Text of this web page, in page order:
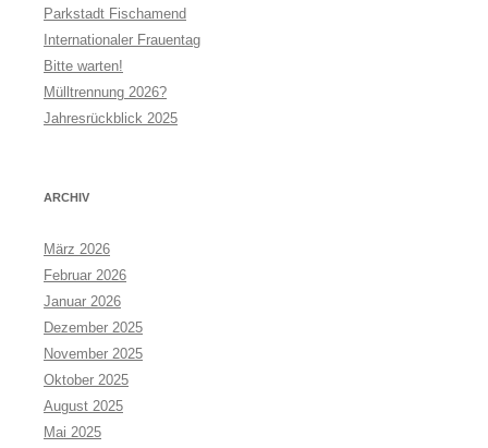
Parkstadt Fischamend
Internationaler Frauentag
Bitte warten!
Mülltrennung 2026?
Jahresrückblick 2025
ARCHIV
März 2026
Februar 2026
Januar 2026
Dezember 2025
November 2025
Oktober 2025
August 2025
Mai 2025